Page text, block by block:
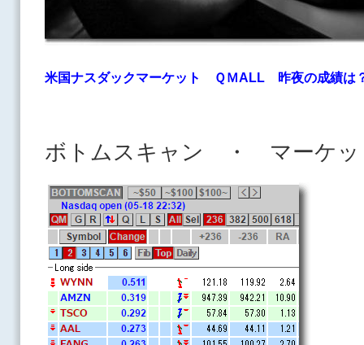
米国ナスダックマーケット ＱＭALL 昨夜の成績は
ボトムスキャン ・ マーケッ